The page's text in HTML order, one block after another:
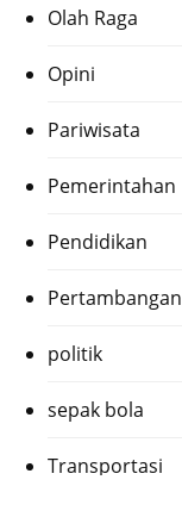
Olah Raga
Opini
Pariwisata
Pemerintahan
Pendidikan
Pertambangan
politik
sepak bola
Transportasi